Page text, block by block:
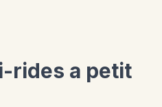
rides a petit